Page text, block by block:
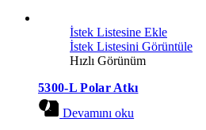
İstek Listesine Ekle
İstek Listesini Görüntüle
Hızlı Görünüm
5300-L Polar Atkı
Devamını oku